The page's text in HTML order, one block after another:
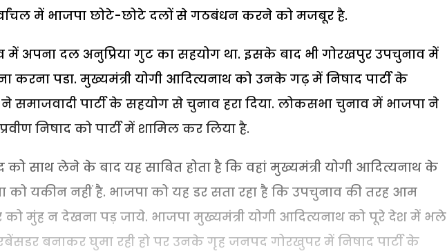
में भाजपा छोटे-छोटे दलों से गठबंधन करने को मजबूर है.
अपना दल अनुप्रिया गुट का सहयोग था. इसके बाद भी गोरखपुर उपचुनाव में
करना पडा. मुख्यमंत्री योगी आदित्यनाथ को उनके गढ़ में निषाद पार्टी के
ने समाजवादी पार्टी के सहयोग से चुनाव हरा दिया. लोकसभा चुनाव में भाजपा ने
निषाद को पार्टी में शामिल कर लिया है.
को साथ लेने के बाद यह साबित होता है कि वहां मुख्यमंत्री योगी आदित्यनाथ के
को यकीन नहीं है. भाजपा को यह डर सता रहा है कि उपचुनाव की तरह आम
को मुंह न देखना पड़ जाये. भाजपा मुख्यमंत्री योगी आदित्यनाथ को पूरे देश में भले
एबेंसडर बनाकर घुमा रही हो पर उनके गृह जनपद गोरखुपर में निषाद पार्टी के